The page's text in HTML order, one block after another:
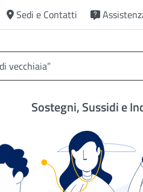
Sedi e Contatti
Sostegni, Sussidi e